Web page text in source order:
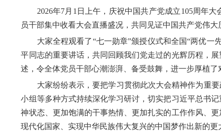
2026年7月1日上午，庆祝中国共产党成立105周年大
员干部集中收看大会直播盛况，共同见证中国共产党伟
大家全程观看了“七一勋章”颁授仪式和全国“两优一
平同志的重要讲话，共同回顾我们党走过的光辉历程，
述，令全体党员干部心潮澎湃、备受鼓舞，进一步厚植
大家纷纷表示，要把学习贯彻此次大会精神作为重要
小组等多种方式持续深化学习研讨，切实把习近平总书
神状态、更加饱满的干事热情、更加扎实的工作作风、
现代化国家、实现中华民族伟大复兴的中国梦作出新的更